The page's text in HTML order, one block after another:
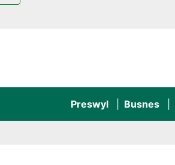
Preswyl Busnes